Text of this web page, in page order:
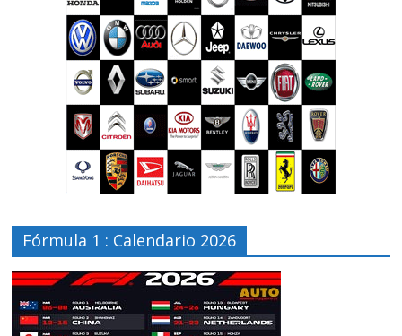
Fórmula 1 : Calendario 2026